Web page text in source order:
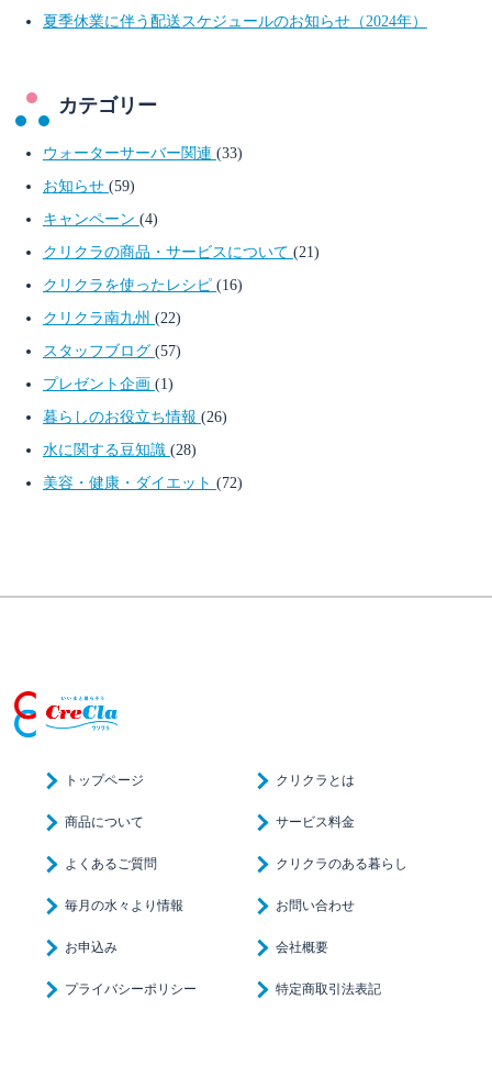
夏季休業に伴う配送スケジュールのお知らせ（2024年）
カテゴリー
ウォーターサーバー関連 (33)
お知らせ (59)
キャンペーン (4)
クリクラの商品・サービスについて (21)
クリクラを使ったレシピ (16)
クリクラ南九州 (22)
スタッフブログ (57)
プレゼント企画 (1)
暮らしのお役立ち情報 (26)
水に関する豆知識 (28)
美容・健康・ダイエット (72)
トップページ クリクラとは
商品について サービス料金
よくあるご質問 クリクラのある暮らし
毎月の水々より情報 お問い合わせ
お申込み 会社概要
プライバシーポリシー 特定商取引法表記